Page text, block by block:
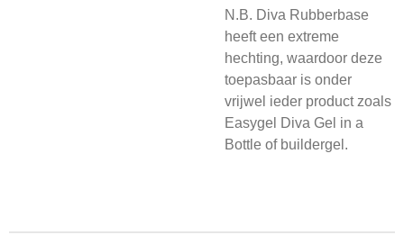
N.B. Diva Rubberbase
heeft een extreme
hechting, waardoor deze
toepasbaar is onder
vrijwel ieder product zoals
Easygel Diva Gel in a
Bottle of buildergel.